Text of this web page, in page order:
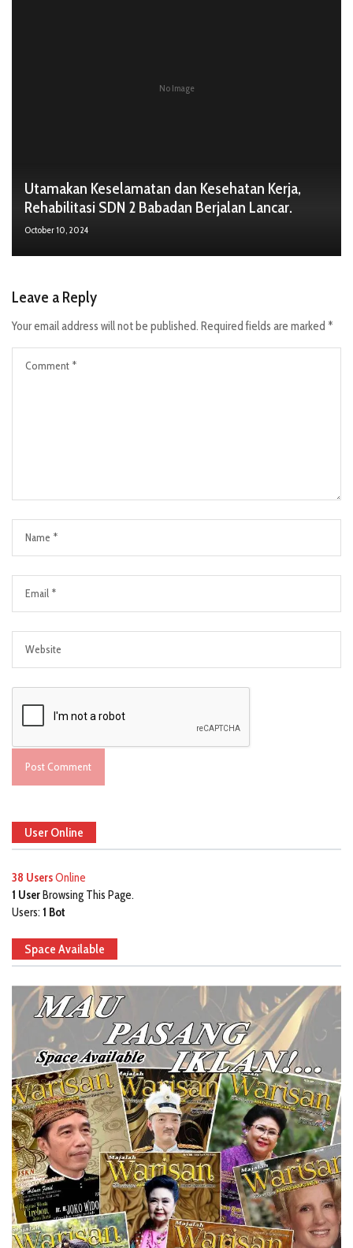
No Image
Utamakan Keselamatan dan Kesehatan Kerja,
Rehabilitasi SDN 2 Babadan Berjalan Lancar.
October 10, 2024
Leave a Reply
Your email address will not be published. Required fields are marked *
User Online
38 UsersOnline
1 UserBrowsing This Page.
Users: 1 Bot
Space Available